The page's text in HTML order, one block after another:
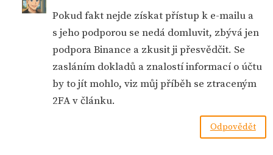
Pokud fakt nejde získat přístup k e-mailu a
s jeho podporou se nedá domluvit, zbývá jen
podpora Binance a zkusit ji přesvědčit. Se
zasláním dokladů a znalostí informací o účtu
by to jít mohlo, viz můj příběh se ztraceným
2FA v článku.
Odpovědět